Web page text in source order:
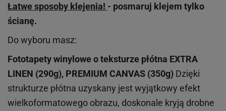
Łatwe sposoby klejenia! - posmaruj klejem tylko
ścianę.
Do wyboru masz:
Fototapety winylowe oteksturze płótna EXTRA
LINEN (290g), PREMIUM CANVAS (350g) Dzięki
strukturze płótna uzyskany jest wyjątkowy efekt
wielkoformatowego obrazu, doskonale kryją drobne